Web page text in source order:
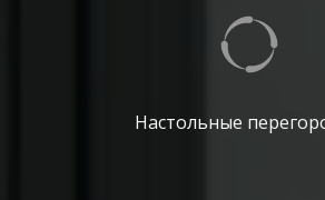
Настольные